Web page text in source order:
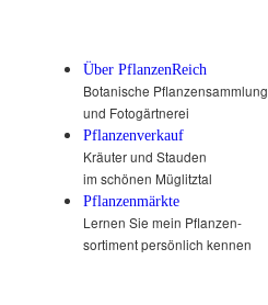
Über PflanzenReich
Botanische Pflanzensammlung
und Fotogärtnerei
Pflanzenverkauf
Kräuter und Stauden
im schönen Müglitztal
Pflanzenmärkte
Lernen Sie mein Pflanzen-
sortiment persönlich kennen